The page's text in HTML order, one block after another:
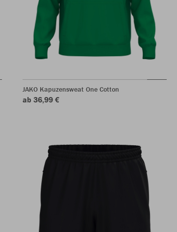
JAKO Kapuzensweat One Cotton
ab 36,99 €